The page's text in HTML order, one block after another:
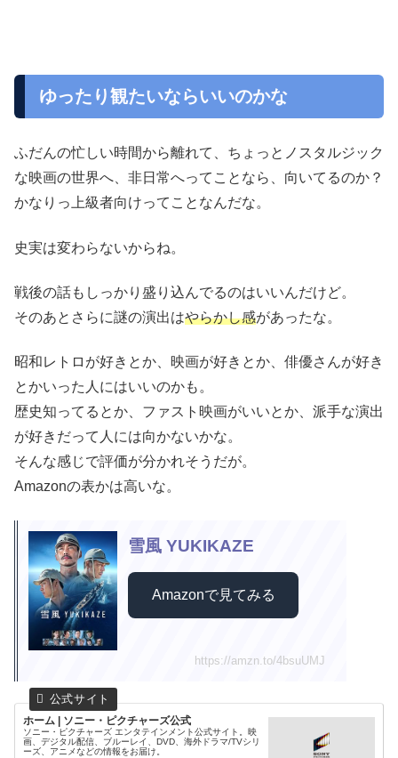
ゆったり観たいならいいのかな
ふだんの忙しい時間から離れて、ちょっとノスタルジック
な映画の世界へ、非日常へってことなら、向いてるのか？
かなりっ上級者向けってことなんだな。
史実は変わらないからね。
戦後の話もしっかり盛り込んでるのはいいんだけど。
そのあとさらに謎の演出はやらかし感があったな。
昭和レトロが好きとか、映画が好きとか、俳優さんが好き
とかいった人にはいいのかも。
歴史知ってるとか、ファスト映画がいいとか、派手な演出
が好きだって人には向かないかな。
そんな感じで評価が分かれそうだが。
Amazonの表かは高いな。
雪風 YUKIKAZE
Amazonで見てみる
https://amzn.to/4bsuUMJ
ホーム | ソニー・ピクチャーズ公式
ソニー・ピクチャーズ エンタテインメント公式サイト。映
画、デジタル配信、ブルーレイ、DVD、海外ドラマ/TVシリ
ーズ、アニメなどの情報をお届け。